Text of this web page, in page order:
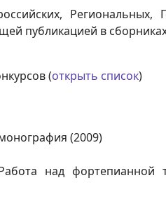
Региональных,
публикацией в
(открыть список)
(2009)
над фортепианной